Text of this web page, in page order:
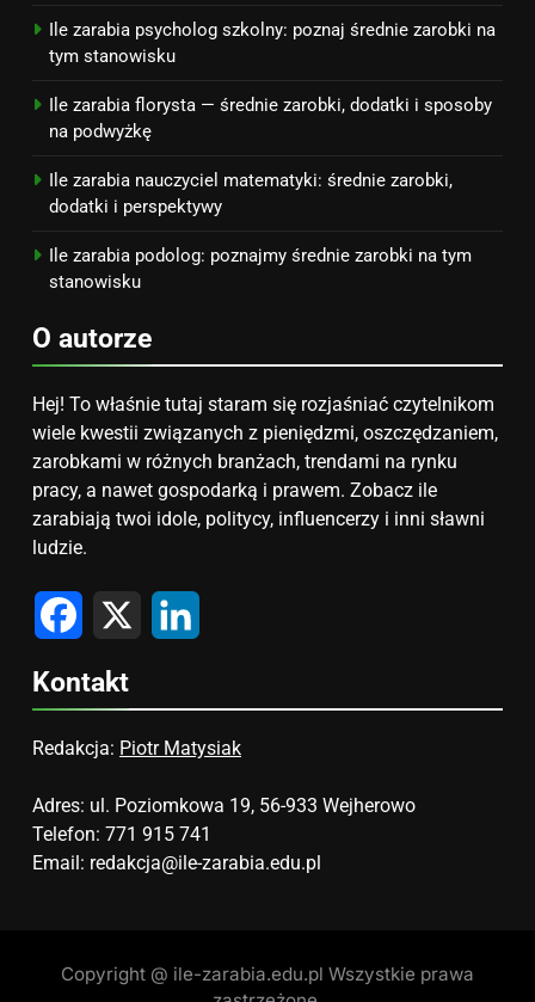
Ile zarabia psycholog szkolny: poznaj średnie zarobki na
tym stanowisku
Ile zarabia florysta — średnie zarobki, dodatki i sposoby
na podwyżkę
Ile zarabia nauczyciel matematyki: średnie zarobki,
dodatki i perspektywy
Ile zarabia podolog: poznajmy średnie zarobki na tym
stanowisku
O autorze
Hej! To właśnie tutaj staram się rozjaśniać czytelnikom
wiele kwestii związanych z pieniędzmi, oszczędzaniem,
zarobkami w różnych branżach, trendami na rynku
pracy, a nawet gospodarką i prawem. Zobacz ile
zarabiają twoi idole, politycy, influencerzy i inni sławni
ludzie.
Facebook
X
Kontakt
Redakcja: Piotr Matysiak
Adres: ul. Poziomkowa 19, 56-933 Wejherowo
Telefon: 771 915 741
Email: redakcja@ile-zarabia.edu.pl
Copyright @ ile-zarabia.edu.pl Wszystkie prawa